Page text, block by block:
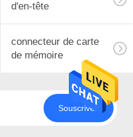
14
d'en-tête
connecteur de carte
de mémoire
Souscrivez